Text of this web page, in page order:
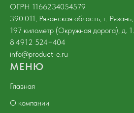
ОГРН 1166234054579
390 011, Рязанская область, г. Рязань,
197 километр (Окружная дорога), д. 1.
8 4912 524−404
info@product-e.ru
МЕНЮ
Главная
О компании